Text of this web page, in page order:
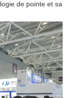
de pointe et sa